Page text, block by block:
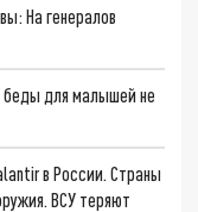
На генералов
беды для малышей не
в России. Страны
ВСУ теряют